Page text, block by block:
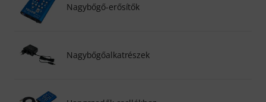
Nagybőgő-erősítők
Nagybőgőalkatrészek